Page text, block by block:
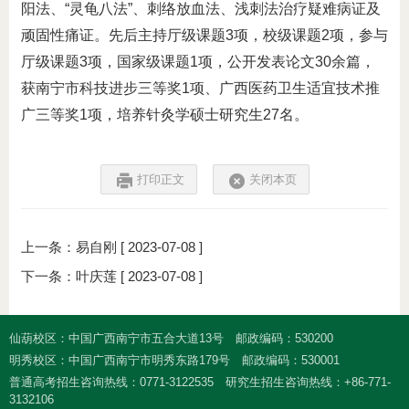
阳法、“灵龟八法”、刺络放血法、浅刺法治疗疑难病证及
顽固性痛证。先后主持厅级课题3项，校级课题2项，参与
厅级课题3项，国家级课题1项，公开发表论文30余篇，
获南宁市科技进步三等奖1项、广西医药卫生适宜技术推
广三等奖1项，培养针灸学硕士研究生27名。
打印正文 关闭本页
上一条： 易自刚 [ 2023-07-08 ]
下一条： 叶庆莲 [ 2023-07-08 ]
仙葫校区：中国广西南宁市五合大道13号
邮政编码：530200
明秀校区：中国广西南宁市明秀东路179号
邮政编码：530001
普通高考招生咨询热线：0771-3122535
研究生招生咨询热线：+86-771-
3132106